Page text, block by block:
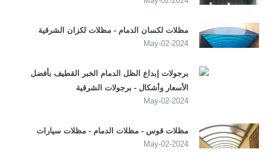
مظلات لكسان الدمام - مظلات لكزان الشرقية
2024-May-02
برجولات إبداع الظل الدمام الخبر القطيف بأفضل
الأسعار وأشكال - برجولات الشرقية
2024-May-02
مظلات قوس - مظلات الدمام - مظلات سيارات
2024-May-02